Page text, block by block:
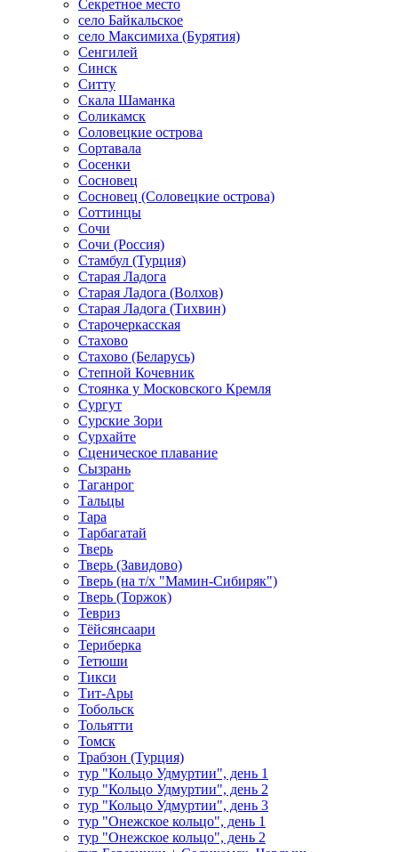
Секретное место
село Байкальское
село Максимиха (Бурятия)
Сенгилей
Синск
Ситту
Скала Шаманка
Соликамск
Соловецкие острова
Сортавала
Сосенки
Сосновец
Сосновец (Соловецкие острова)
Соттинцы
Сочи
Сочи (Россия)
Стамбул (Турция)
Старая Ладога
Старая Ладога (Волхов)
Старая Ладога (Тихвин)
Старочеркасская
Стахово
Стахово (Беларусь)
Степной Кочевник
Стоянка у Московского Кремля
Сургут
Сурские Зори
Сурхайте
Сценическое плавание
Сызрань
Таганрог
Тальцы
Тара
Тарбагатай
Тверь
Тверь (Завидово)
Тверь (на т/х "Мамин-Сибиряк")
Тверь (Торжок)
Тевриз
Тёйсянсаари
Териберка
Тетюши
Тикси
Тит-Ары
Тобольск
Тольятти
Томск
Трабзон (Турция)
тур "Кольцо Удмуртии", день 1
тур "Кольцо Удмуртии", день 2
тур "Кольцо Удмуртии", день 3
тур "Онежское кольцо", день 1
тур "Онежское кольцо", день 2